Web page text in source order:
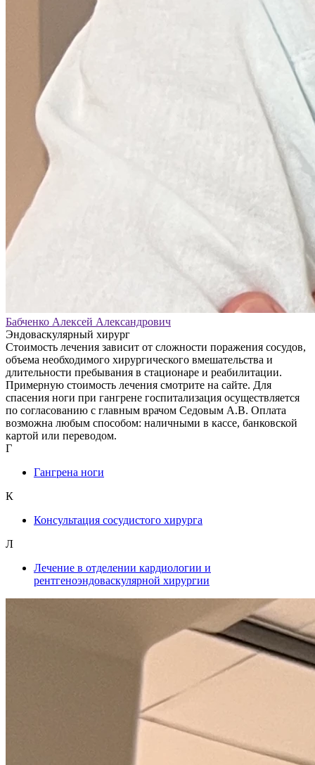
Бабченко Алексей Александрович
Эндоваскулярный хирург
Стоимость лечения зависит от сложности поражения сосудов,
объема необходимого хирургического вмешательства и
длительности пребывания в стационаре и реабилитации.
Примерную стоимость лечения смотрите на сайте. Для
спасения ноги при гангрене госпитализация осуществляется
по согласованию с главным врачом Седовым А.В. Оплата
возможна любым способом: наличными в кассе, банковской
картой или переводом.
Г
Гангрена ноги
К
Консультация сосудистого хирурга
Л
Лечение в отделении кардиологии и
рентгеноэндоваскулярной хирургии